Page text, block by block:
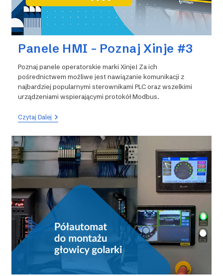
Panele HMI – Poznaj Xinje #3
Poznaj panele operatorskie marki Xinje! Za ich
pośrednictwem możliwe jest nawiązanie komunikacji z
najbardziej popularnymi sterownikami PLC oraz wszelkimi
urządzeniami wspierającymi protokół Modbus.
Czytaj DalejPanele
HMI
Poznaj
Xinje
#3